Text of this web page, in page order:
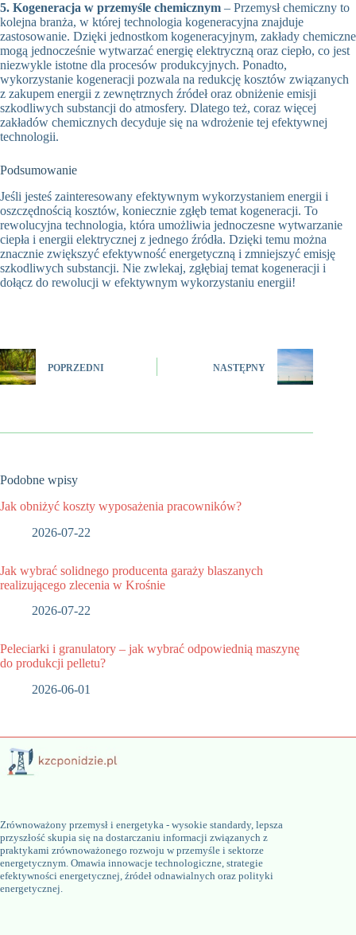
5. Kogeneracja w przemyśle chemicznym – Przemysł chemiczny to
kolejna branża, w której technologia kogeneracyjna znajduje
zastosowanie. Dzięki jednostkom kogeneracyjnym, zakłady chemiczne
mogą jednocześnie wytwarzać energię elektryczną oraz ciepło, co jest
niezwykle istotne dla procesów produkcyjnych. Ponadto,
wykorzystanie kogeneracji pozwala na redukcję kosztów związanych
z zakupem energii z zewnętrznych źródeł oraz obniżenie emisji
szkodliwych substancji do atmosfery. Dlatego też, coraz więcej
zakładów chemicznych decyduje się na wdrożenie tej efektywnej
technologii.
Podsumowanie
Jeśli jesteś zainteresowany efektywnym wykorzystaniem energii i
oszczędnością kosztów, koniecznie zgłęb temat kogeneracji. To
rewolucyjna technologia, która umożliwia jednoczesne wytwarzanie
ciepła i energii elektrycznej z jednego źródła. Dzięki temu można
znacznie zwiększyć efektywność energetyczną i zmniejszyć emisję
szkodliwych substancji. Nie zwlekaj, zgłębiaj temat kogeneracji i
dołącz do rewolucji w efektywnym wykorzystaniu energii!
POPRZEDNI NASTĘPNY
Podobne wpisy
Jak obniżyć koszty wyposażenia pracowników?
2026-07-22
Jak wybrać solidnego producenta garaży blaszanych
realizującego zlecenia w Krośnie
2026-07-22
Peleciarki i granulatory – jak wybrać odpowiednią maszynę
do produkcji pelletu?
2026-06-01
Zrównoważony przemysł i energetyka - wysokie standardy, lepsza
przyszłość skupia się na dostarczaniu informacji związanych z
praktykami zrównoważonego rozwoju w przemyśle i sektorze
energetycznym. Omawia innowacje technologiczne, strategie
efektywności energetycznej, źródeł odnawialnych oraz polityki
energetycznej.